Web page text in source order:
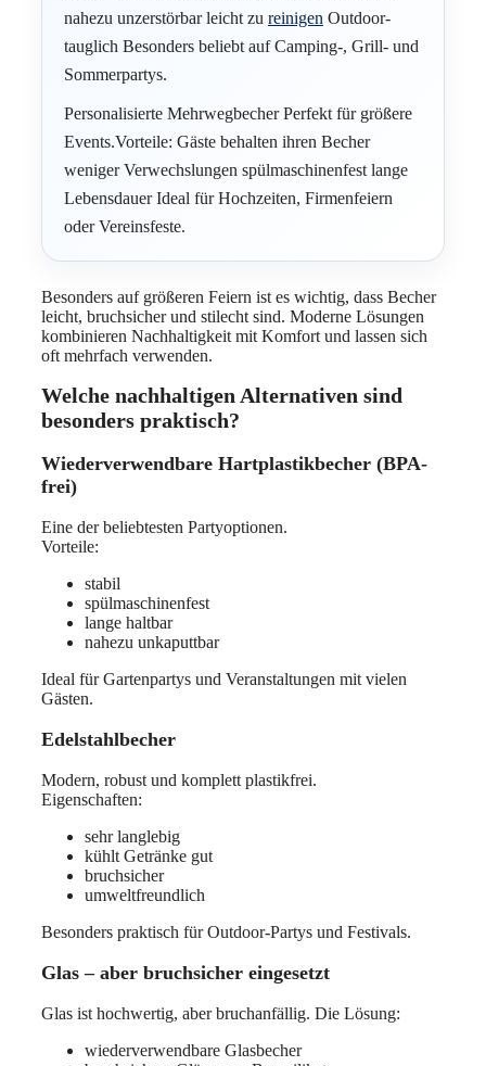
nahezu unzerstörbar leicht zu reinigen Outdoor-
tauglich Besonders beliebt auf Camping-, Grill- und
Sommerpartys.
Personalisierte Mehrwegbecher Perfekt für größere
Events.Vorteile: Gäste behalten ihren Becher
weniger Verwechslungen spülmaschinenfest lange
Lebensdauer Ideal für Hochzeiten, Firmenfeiern
oder Vereinsfeste.
Besonders auf größeren Feiern ist es wichtig, dass Becher
leicht, bruchsicher und stilecht sind. Moderne Lösungen
kombinieren Nachhaltigkeit mit Komfort und lassen sich
oft mehrfach verwenden.
Welche nachhaltigen Alternativen sind
besonders praktisch?
Wiederverwendbare Hartplastikbecher (BPA-
frei)
Eine der beliebtesten Partyoptionen.
Vorteile:
stabil
spülmaschinenfest
lange haltbar
nahezu unkaputtbar
Ideal für Gartenpartys und Veranstaltungen mit vielen
Gästen.
Edelstahlbecher
Modern, robust und komplett plastikfrei.
Eigenschaften:
sehr langlebig
kühlt Getränke gut
bruchsicher
umweltfreundlich
Besonders praktisch für Outdoor-Partys und Festivals.
Glas – aber bruchsicher eingesetzt
Glas ist hochwertig, aber bruchanfällig. Die Lösung:
wiederverwendbare Glasbecher